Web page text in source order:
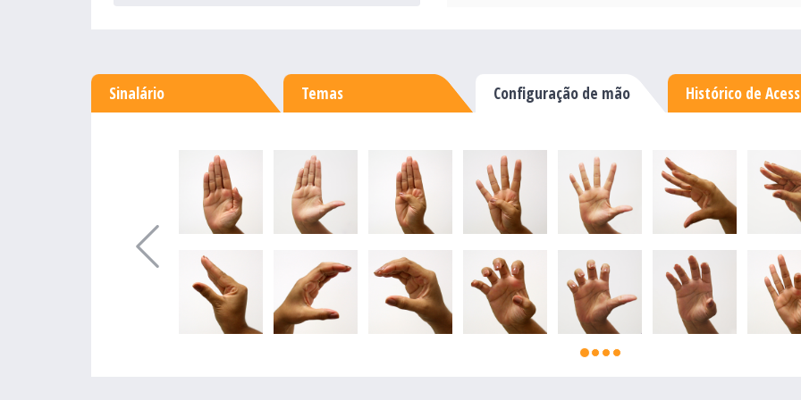
Sinalário Temas Configuração de mão Histórico de